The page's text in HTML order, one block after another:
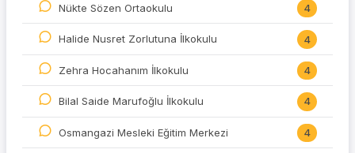
Nükte Sözen Ortaokulu 4
Halide Nusret Zorlutuna İlkokulu 4
Zehra Hocahanım İlkokulu 4
Bilal Saide Marufoğlu İlkokulu 4
Osmangazi Mesleki Eğitim Merkezi 4